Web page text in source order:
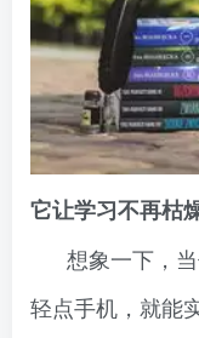
它让学习不再枯
想象一下，
轻点手机，就能